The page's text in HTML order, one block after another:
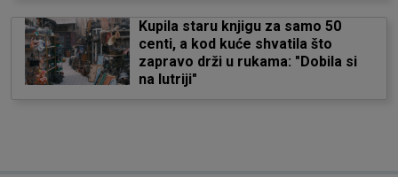
Kupila staru knjigu za samo 50
centi, a kod kuće shvatila što
zapravo drži u rukama: "Dobila si
na lutriji"